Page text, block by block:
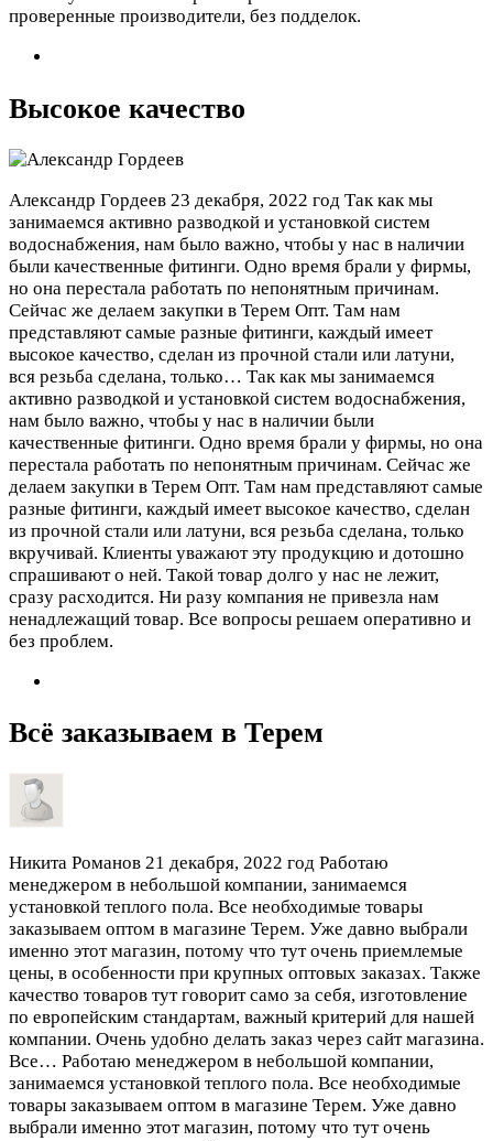
проверенные производители, без подделок.
Высокое качество
Александр Гордеев 23 декабря, 2022 год Так как мы
занимаемся активно разводкой и установкой систем
водоснабжения, нам было важно, чтобы у нас в наличии
были качественные фитинги. Одно время брали у фирмы,
но она перестала работать по непонятным причинам.
Сейчас же делаем закупки в Терем Опт. Там нам
представляют самые разные фитинги, каждый имеет
высокое качество, сделан из прочной стали или латуни,
вся резьба сделана, только… Так как мы занимаемся
активно разводкой и установкой систем водоснабжения,
нам было важно, чтобы у нас в наличии были
качественные фитинги. Одно время брали у фирмы, но она
перестала работать по непонятным причинам. Сейчас же
делаем закупки в Терем Опт. Там нам представляют самые
разные фитинги, каждый имеет высокое качество, сделан
из прочной стали или латуни, вся резьба сделана, только
вкручивай. Клиенты уважают эту продукцию и дотошно
спрашивают о ней. Такой товар долго у нас не лежит,
сразу расходится. Ни разу компания не привезла нам
ненадлежащий товар. Все вопросы решаем оперативно и
без проблем.
Всё заказываем в Терем
Никита Романов 21 декабря, 2022 год Работаю
менеджером в небольшой компании, занимаемся
установкой теплого пола. Все необходимые товары
заказываем оптом в магазине Терем. Уже давно выбрали
именно этот магазин, потому что тут очень приемлемые
цены, в особенности при крупных оптовых заказах. Также
качество товаров тут говорит само за себя, изготовление
по европейским стандартам, важный критерий для нашей
компании. Очень удобно делать заказ через сайт магазина.
Все… Работаю менеджером в небольшой компании,
занимаемся установкой теплого пола. Все необходимые
товары заказываем оптом в магазине Терем. Уже давно
выбрали именно этот магазин, потому что тут очень